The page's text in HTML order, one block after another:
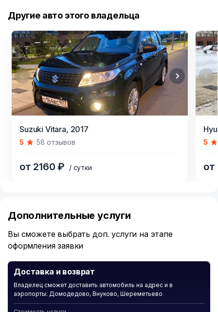
Другие авто этого владельца
Suzuki Vitara, 2017
5 58 отзывов
от 2160 ₽ / сутки
5
of
5
Дополнительные услуги
Вы сможете выбрать доп. услуги на этапе
оформления заявки
Доставка и возврат
Владелец сможет доставить автомобиль на адрес и в
аэропорты: Домодедово, Внуково, Шереметьево